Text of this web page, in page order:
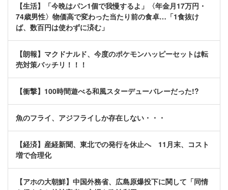
【生活】「今晩はパン1個で我慢するよ」〈年金月17万円・
74歳男性〉物価高で変わった当たり前の食卓…「1食抜け
ば、数百円は使わずに済む」
【朗報】マクドナルド、今度のポケモンハッピーセットは転
売対策バッチリ！！！
【衝撃】100時間遊べる和風スターデューバレーだった!?
魚のフライ、アジフライしか存在しない・・・
【経済】産経新聞、東北での発行を休止へ 11月末、コスト
増で合理化
【アホの大朝鮮】中国外務省、広島原爆投下に関して「同情